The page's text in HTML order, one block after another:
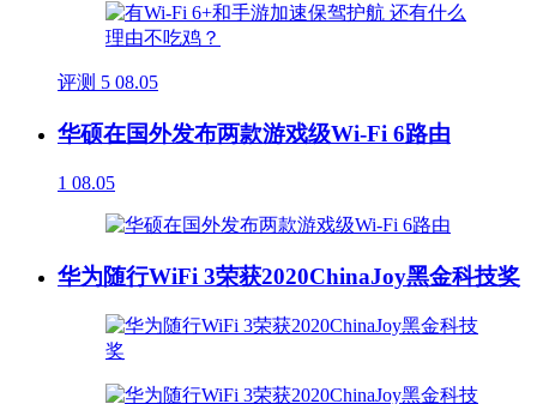
评测 5 08.05
华硕在国外发布两款游戏级Wi-Fi 6路由
1 08.05
华为随行WiFi 3荣获2020ChinaJoy黑金科技奖